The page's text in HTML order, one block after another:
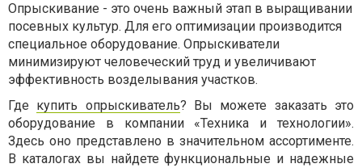
Опрыскивание - это очень важный этап в выращивании
посевных культур. Для его оптимизации производится
специальное оборудование. Опрыскиватели
минимизируют человеческий труд и увеличивают
эффективность возделывания участков.
Где купить опрыскиватель? Вы можете заказать это
оборудование в компании «Техника и технологии».
Здесь оно представлено в значительном ассортименте.
В каталогах вы найдете функциональные и надежные